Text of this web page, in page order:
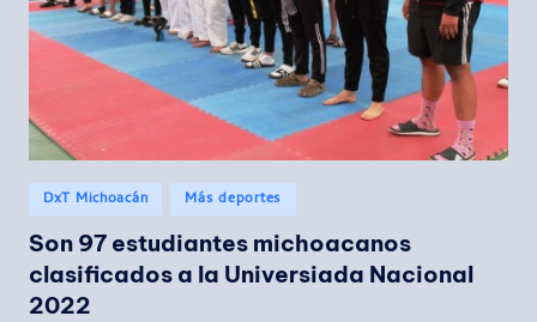
Publicado
en
DxT Michoacán Más deportes
Son 97 estudiantes michoacanos
clasificados a la Universiada Nacional
2022